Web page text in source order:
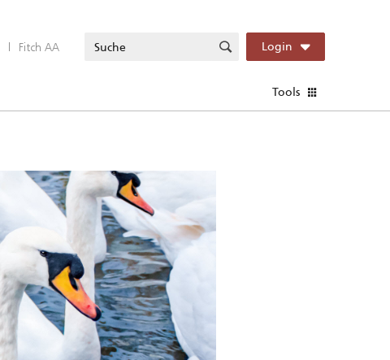
| Fitch AA Login
Tools